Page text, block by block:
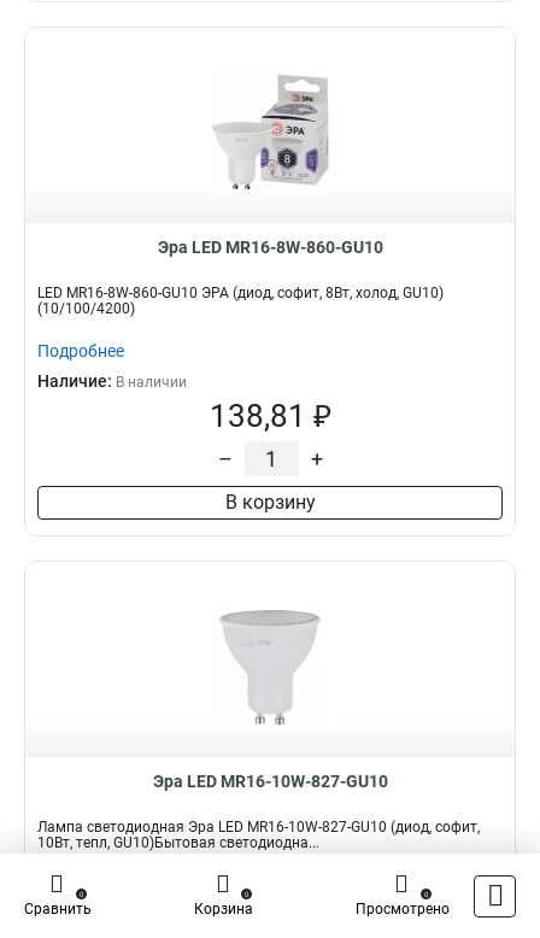
Эра LED MR16-8W-860-GU10
LED MR16-8W-860-GU10 ЭРА (диод, софит, 8Вт, холод, GU10)
(10/100/4200)
Подробнее
Наличие: В наличии
138,81 ₽
– +
В корзину
Эра LED MR16-10W-827-GU10
Лампа светодиодная Эра LED MR16-10W-827-GU10 (диод, софит,
10Вт, тепл, GU10)Бытовая светодиодна...
Подробнее
Наличие:
Сравнить
0
Корзина
0
Просмотрено
0